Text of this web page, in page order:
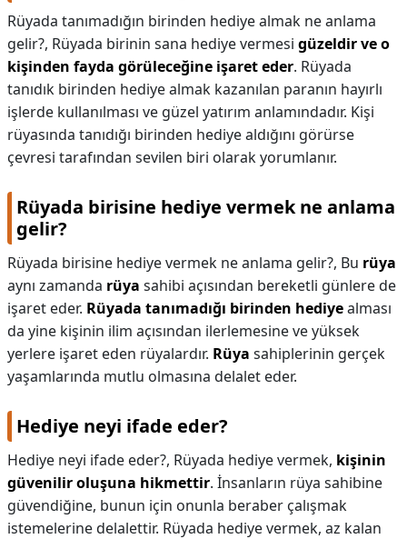
Rüyada tanımadığın birinden hediye almak ne anlama
gelir?, Rüyada birinin sana hediye vermesi güzeldir ve o
kişinden fayda görüleceğine işaret eder. Rüyada
tanıdık birinden hediye almak kazanılan paranın hayırlı
işlerde kullanılması ve güzel yatırım anlamındadır. Kişi
rüyasında tanıdığı birinden hediye aldığını görürse
çevresi tarafından sevilen biri olarak yorumlanır.
Rüyada birisine hediye vermek ne anlama
gelir?
Rüyada birisine hediye vermek ne anlama gelir?, Bu rüya
aynı zamanda rüya sahibi açısından bereketli günlere de
işaret eder. Rüyada tanımadığı birinden hediyealması
da yine kişinin ilim açısından ilerlemesine ve yüksek
yerlere işaret eden rüyalardır. Rüya sahiplerinin gerçek
yaşamlarında mutlu olmasına delalet eder.
Hediye neyi ifade eder?
Hediye neyi ifade eder?, Rüyada hediye vermek, kişinin
güvenilir oluşuna hikmettir. İnsanların rüya sahibine
güvendiğine, bunun için onunla beraber çalışmak
istemelerine delalettir. Rüyada hediye vermek, az kalan